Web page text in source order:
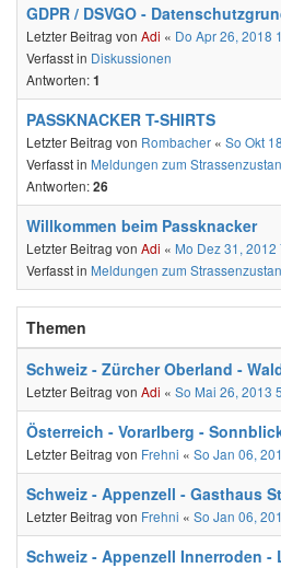
GDPR / DSVGO -
Letzter Beitrag von Adi « Do Apr 26, 2018
Verfasst in Diskussionen
Antworten:1
PASSKNACKER T-SHIRTS
Letzter Beitrag von Rombacher « So Okt
Verfasst in Meldungen zum
Antworten:26
Willkommen beim Passknacker
Letzter Beitrag von Adi « Mo Dez 31, 2012
Verfasst in Meldungen zum
Themen
Schweiz - Zürcher Oberland -
Letzter Beitrag von Adi « So Mai 26, 2013
Österreich - Vorarlberg -
Letzter Beitrag von Frehni « So Jan 06,
Schweiz - Appenzell - Gasthaus
Letzter Beitrag von Frehni « So Jan 06,
Schweiz - Appenzell Innerroden -